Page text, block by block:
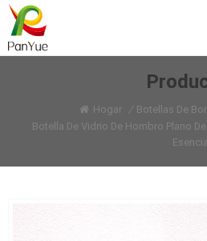
Hogar / Botellas De
Botella De Vidrio De Hombro Plano
Esencial